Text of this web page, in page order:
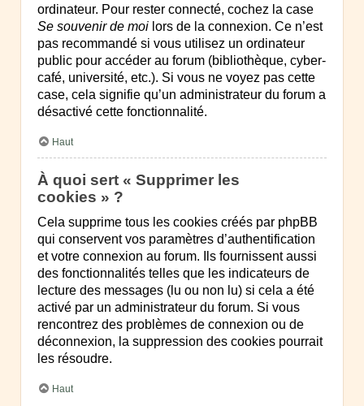
ordinateur. Pour rester connecté, cochez la case
Se souvenir de moi lors de la connexion. Ce n’est
pas recommandé si vous utilisez un ordinateur
public pour accéder au forum (bibliothèque, cyber-
café, université, etc.). Si vous ne voyez pas cette
case, cela signifie qu’un administrateur du forum a
désactivé cette fonctionnalité.
Haut
À quoi sert « Supprimer les
cookies » ?
Cela supprime tous les cookies créés par phpBB
qui conservent vos paramètres d’authentification
et votre connexion au forum. Ils fournissent aussi
des fonctionnalités telles que les indicateurs de
lecture des messages (lu ou non lu) si cela a été
activé par un administrateur du forum. Si vous
rencontrez des problèmes de connexion ou de
déconnexion, la suppression des cookies pourrait
les résoudre.
Haut